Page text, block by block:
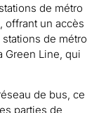
de métro
offrant un accès
de métro
Green Line, qui
de bus, ce
parties de